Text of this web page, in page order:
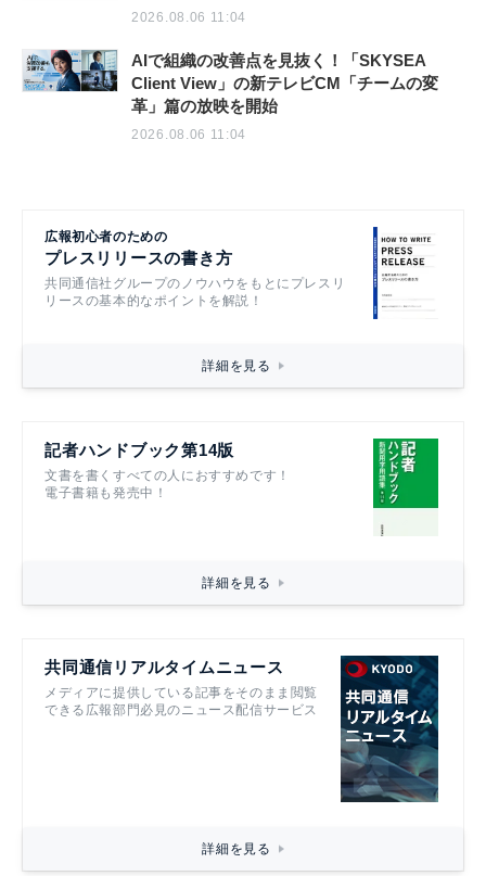
2026.08.06 11:04
AIで組織の改善点を見抜く！「SKYSEA
Client View」の新テレビCM「チームの変
革」篇の放映を開始
2026.08.06 11:04
広報初心者のための
プレスリリースの書き方
共同通信社グループのノウハウをもとにプレスリ
リースの基本的なポイントを解説！
詳細を見る
記者ハンドブック第14版
文書を書くすべての人におすすめです！
電子書籍も発売中！
詳細を見る
共同通信リアルタイムニュース
メディアに提供している記事をそのまま閲覧
できる広報部門必見のニュース配信サービス
詳細を見る